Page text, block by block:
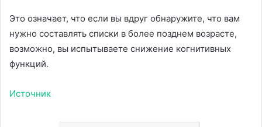
Это означает, что если вы вдруг обнаружите, что вам
нужно составлять списки в более позднем возрасте,
возможно, вы испытываете снижение когнитивных
функций.
Источник